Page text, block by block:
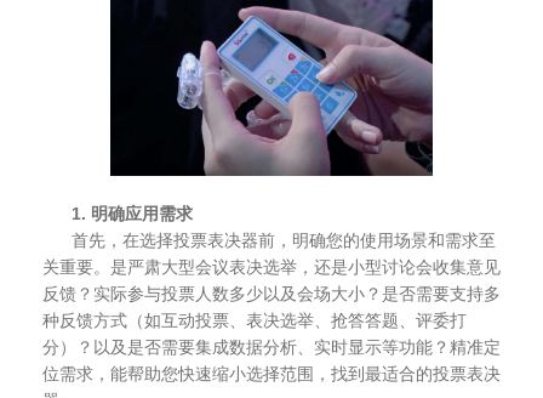
1. 明确应用需求
首先，在选择投票表决器前，明确您的使用场景和需求至
关重要。是严肃大型会议表决选举，还是小型讨论会收集意见
反馈？实际参与投票人数多少以及会场大小？是否需要支持多
种反馈方式（如互动投票、表决选举、抢答答题、评委打
分）？以及是否需要集成数据分析、实时显示等功能？精准定
位需求，能帮助您快速缩小选择范围，找到最适合的投票表决